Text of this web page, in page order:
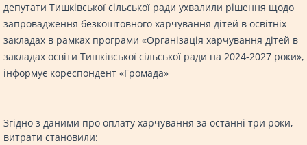
депутати Тишківської сільської ради ухвалили рішення щодо
запровадження безкоштовного харчування дітей в освітніх
закладах в рамках програми «Організація харчування дітей в
закладах освіти Тишківської сільської ради на 2024-2027 роки»,
інформує кореспондент «Громада»
Згідно з даними про оплату харчування за останні три роки,
витрати становили: